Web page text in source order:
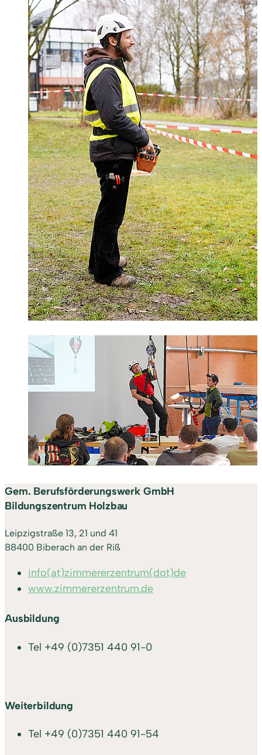
Gem. Berufsförderungswerk GmbH
Bildungszentrum Holzbau
Leipzigstraße 13, 21 und 41
88400 Biberach an der Riß
info(at)zimmererzentrum(dot)de
www.zimmererzentrum.de
Ausbildung
Tel +49 (0)7351 440 91-0
Weiterbildung
Tel +49 (0)7351 440 91-54